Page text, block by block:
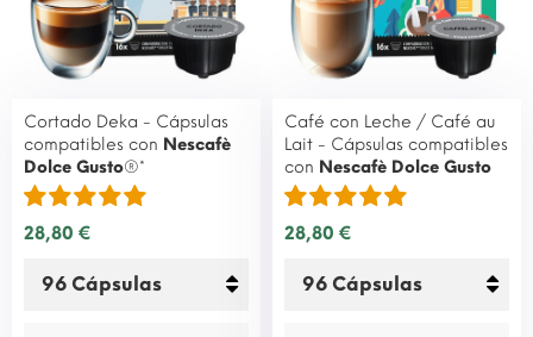
Cortado Deka - Cápsulas
compatibles con Nescafè
Dolce Gusto®*
28,80 €
Café con Leche / Café au
Lait - Cápsulas compatibles
con Nescafè Dolce Gusto
28,80 €